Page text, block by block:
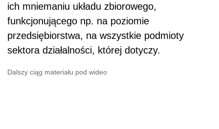
ich mniemaniu układu zbiorowego,
funkcjonującego np. na poziomie
przedsiębiorstwa, na wszystkie podmioty
sektora działalności, której dotyczy.
Dalszy ciąg materiału pod wideo